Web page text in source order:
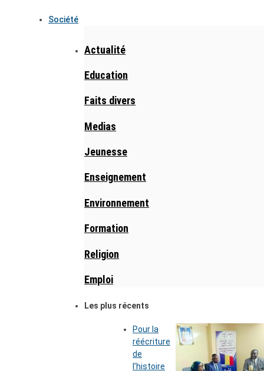
Société
Actualité
Education
Faits divers
Medias
Jeunesse
Enseignement
Environnement
Formation
Religion
Emploi
Les plus récents
Pour la
réécriture
de
l’histoire